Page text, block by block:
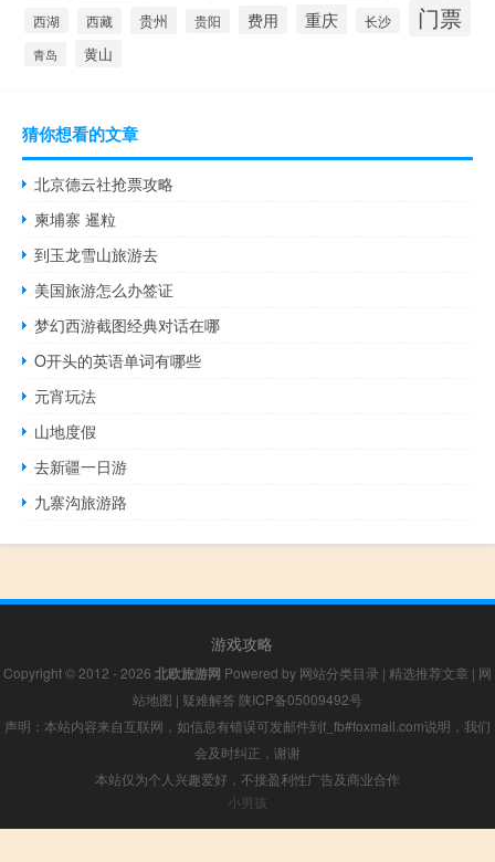
西湖 西藏 贵州 贵阳 费用 重庆 长沙 门票
青岛 黄山
猜你想看的文章
北京德云社抢票攻略
柬埔寨 暹粒
到玉龙雪山旅游去
美国旅游怎么办签证
梦幻西游截图经典对话在哪
O开头的英语单词有哪些
元宵玩法
山地度假
去新疆一日游
九寨沟旅游路
游戏攻略
Copyright © 2012 - 2026 北欧旅游网 Powered by 网站分类目录 | 精选推荐文章 | 网
站地图 | 疑难解答 陕ICP备05009492号
声明：本站内容来自互联网，如信息有错误可发邮件到f_fb#foxmail.com说明，我们
会及时纠正，谢谢
本站仅为个人兴趣爱好，不接盈利性广告及商业合作
小男孩